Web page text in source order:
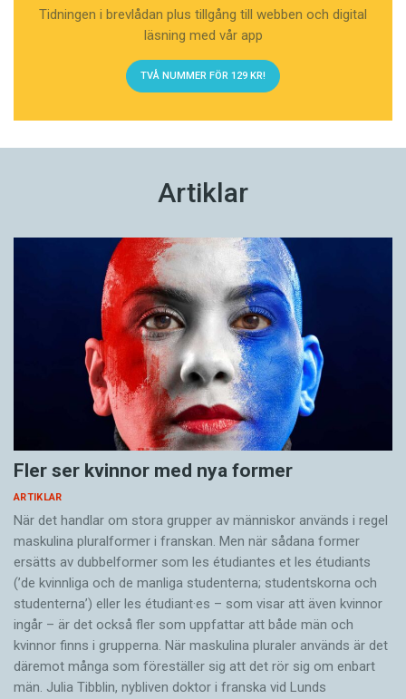
Tidningen i brevlådan plus tillgång till webben och digital
läsning med vår app
TVÅ NUMMER FÖR 129 KR!
Artiklar
Fler ser kvinnor med nya former
ARTIKLAR
När det handlar om stora grupper av människor används i regel
maskulina pluralformer i franskan. Men när sådana ­former
ersätts av dubbel­former som les étudiantes et les étudiants
(’de kvinnliga och de manliga studenterna; studentskorna och
studenterna’) eller les étudiant·es – som visar att även kvinnor
ingår – är det också fler som uppfattar att både män och
kvinnor finns i grupperna. När maskulina pluraler används är det
där­emot många som föreställer sig att det rör sig om enbart
män. Julia Tibblin, nybliven doktor i franska vid Lunds